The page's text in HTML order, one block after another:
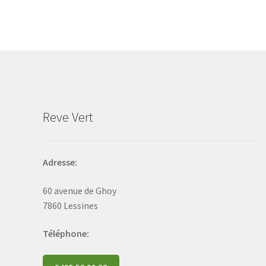
Reve Vert
Adresse:
60 avenue de Ghoy
7860 Lessines
Téléphone: